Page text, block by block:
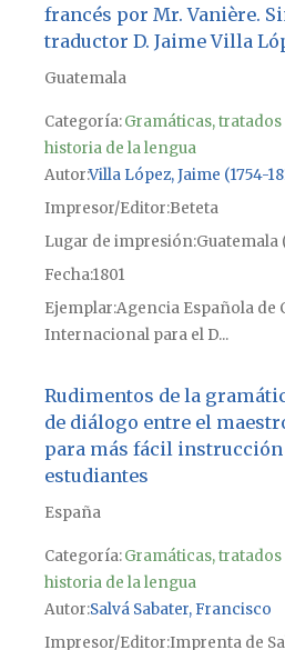
francés por Mr. Vanière.
traductor D. Jaime Villa
Guatemala
Categoría:Gramáticas,
historia de la lengua
AutorVilla López, Jaime (1754-
Impresor/Editor Beteta
Lugar de impresiónGuatemala
Fecha1801
Ejemplar Agencia Española de
Internacional para el D...
Rudimentos de la
de diálogo entre el
para más fácil instrucción
estudiantes
España
Categoría:Gramáticas,
historia de la lengua
Autor Salvá Sabater, Francisco
Impresor/Editor Imprenta de